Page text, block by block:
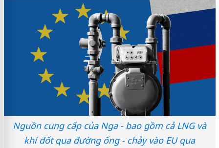
Nguồn cung cấp của Nga - bao gồm cả LNG và
khí đốt qua đường ống - chảy vào EU qua